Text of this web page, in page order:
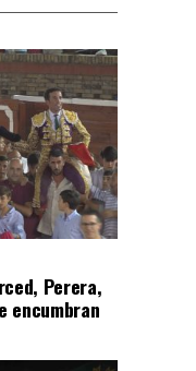
Perera,
encumbran